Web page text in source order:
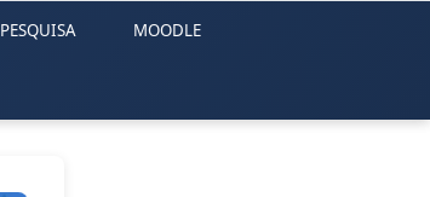
PESQUISA MOODLE